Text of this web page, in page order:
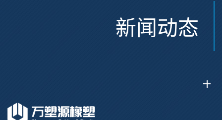
新闻动态